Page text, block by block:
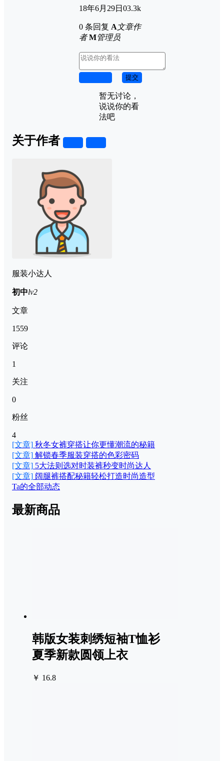
18年6月29日 03.3k
0 条回复 A文章作
者 M管理员
提交
暂无讨论，
说说你的看
法吧
关于作者
服装小达人
初中lv2
文章
1559
评论
1
关注
0
粉丝
4
[文章] 秋冬女裤穿搭让你更懂潮流的秘籍
[文章] 解锁春季服装穿搭的色彩密码
[文章] 5大法则选对时装裤秒变时尚达人
[文章] 阔腿裤搭配秘籍轻松打造时尚造型
Ta的全部动态
最新商品
韩版女装刺绣短袖T恤衫
夏季新款圆领上衣
￥ 16.8